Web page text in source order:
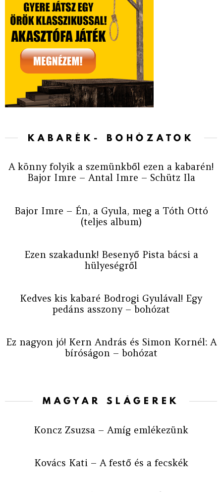
KABARÉK- BOHÓZATOK
A könny folyik a szemünkből ezen a kabarén!
Bajor Imre – Antal Imre – Schütz Ila
Bajor Imre – Én, a Gyula, meg a Tóth Ottó
(teljes album)
Ezen szakadunk! Besenyő Pista bácsi a
hülyeségről
Kedves kis kabaré Bodrogi Gyulával! Egy
pedáns asszony – bohózat
Ez nagyon jó! Kern András és Simon Kornél: A
bíróságon – bohózat
MAGYAR SLÁGEREK
Koncz Zsuzsa – Amíg emlékezünk
Kovács Kati – A festő és a fecskék